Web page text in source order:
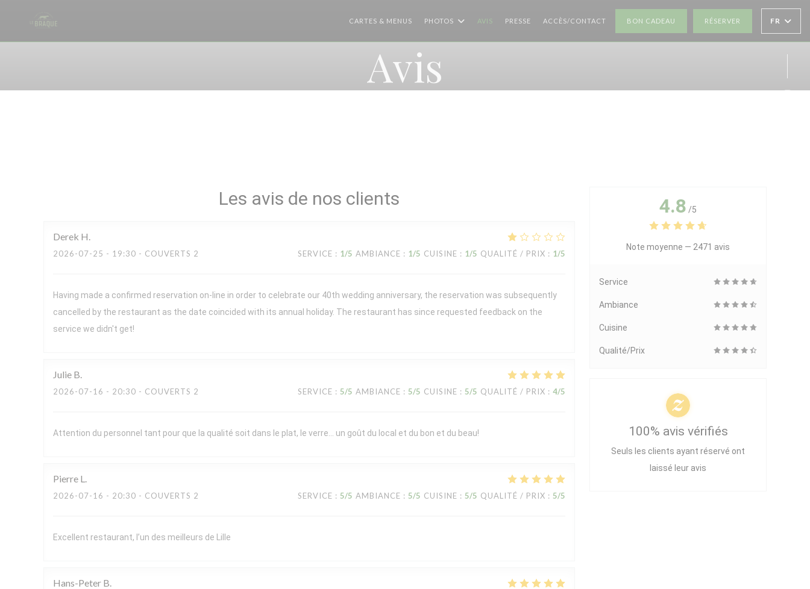
CARTES & MENUS PHOTOS AVIS PRESSE RÉSERVER ((OUVRE UNE
BON CADEAU ((OUVRE UNE NOUVELLE FENÊTRE))
ACCÈS/CONTACT FR
Avis
Les avis de nos clients
Derek H
2026-07-25 - 19:30 - COUVERTS 2 SERVICE : 1/5 AMBIANCE : 1/5 CUISINE : 1/5 QUALITÉ / PRIX : 1/5
Having made a confirmed reservation on-line in order to celebrate our 40th wedding anniversary, the reservation was subsequently
cancelled by the restaurant as the date coincided with its annual holiday. The restaurant has since requested feedback on the
service we didn't get!
Julie B
2026-07-16 - 20:30 - COUVERTS 2 SERVICE : 5/5 AMBIANCE : 5/5 CUISINE : 5/5 QUALITÉ / PRIX : 4/5
Attention du personnel tant pour que la qualité soit dans le plat, le verre… un goût du local et du bon et du beau!
Pierre L
2026-07-16 - 20:30 - COUVERTS 2 SERVICE : 5/5 AMBIANCE : 5/5 CUISINE : 5/5 QUALITÉ / PRIX : 5/5
Excellent restaurant, l’un des meilleurs de Lille
Hans-Peter B
4.8 /5
Note moyenne — 2471 avis
Service
Ambiance
Cuisine
Qualité/Prix
100% avis vérifiés
Seuls les clients ayant réservé ont
laissé leur avis